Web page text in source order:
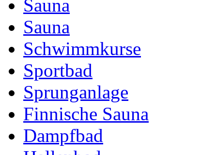
Sauna
Sauna
Schwimmkurse
Sportbad
Sprunganlage
Finnische Sauna
Dampfbad